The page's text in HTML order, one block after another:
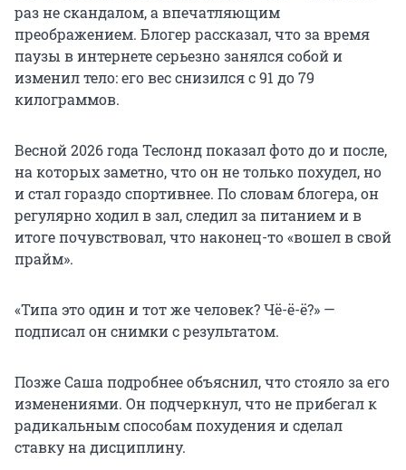
раз не скандалом, а впечатляющим
преображением. Блогер рассказал, что за время
паузы в интернете серьезно занялся собой и
изменил тело: его вес снизился с 91 до 79
килограммов.
Весной 2026 года Теслонд показал фото до и после,
на которых заметно, что он не только похудел, но
и стал гораздо спортивнее. По словам блогера, он
регулярно ходил в зал, следил за питанием и в
итоге почувствовал, что наконец-то «вошел в свой
прайм».
«Типа это один и тот же человек? Чё-ё-ё?» —
подписал он снимки с результатом.
Позже Саша подробнее объяснил, что стояло за его
изменениями. Он подчеркнул, что не прибегал к
радикальным способам похудения и сделал
ставку на дисциплину.